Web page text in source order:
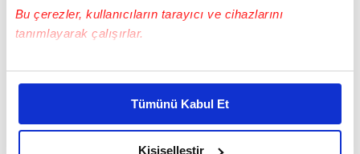
Bu çerezler, kullanıcıların tarayıcı ve cihazlarını
tanımlayarak çalışırlar.
Bu çerezlere izin vermeniz halinde sizlere özel
daha iyi reklam deneyimi yaşatabiliriz. Bunu yaparken
amacımızın size daha iyi bir reklam deneyimi sunmak
olduğunu ve sizlere en iyi içerikleri sunabilmek adına
Tümünü Kabul Et
Kişiselleştir